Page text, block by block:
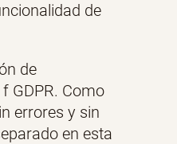
de
de
GDPR. Como
errores y sin
en esta